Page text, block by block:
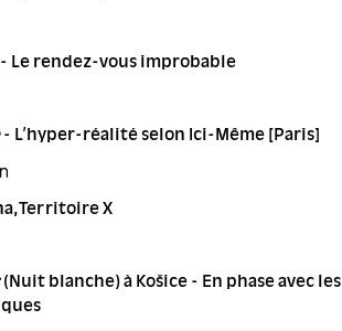
Le rendez-vous improbable
- L’hyper-réalité selon Ici-Même [Paris]
X
(Nuit blanche) à Košice - En phase avec les